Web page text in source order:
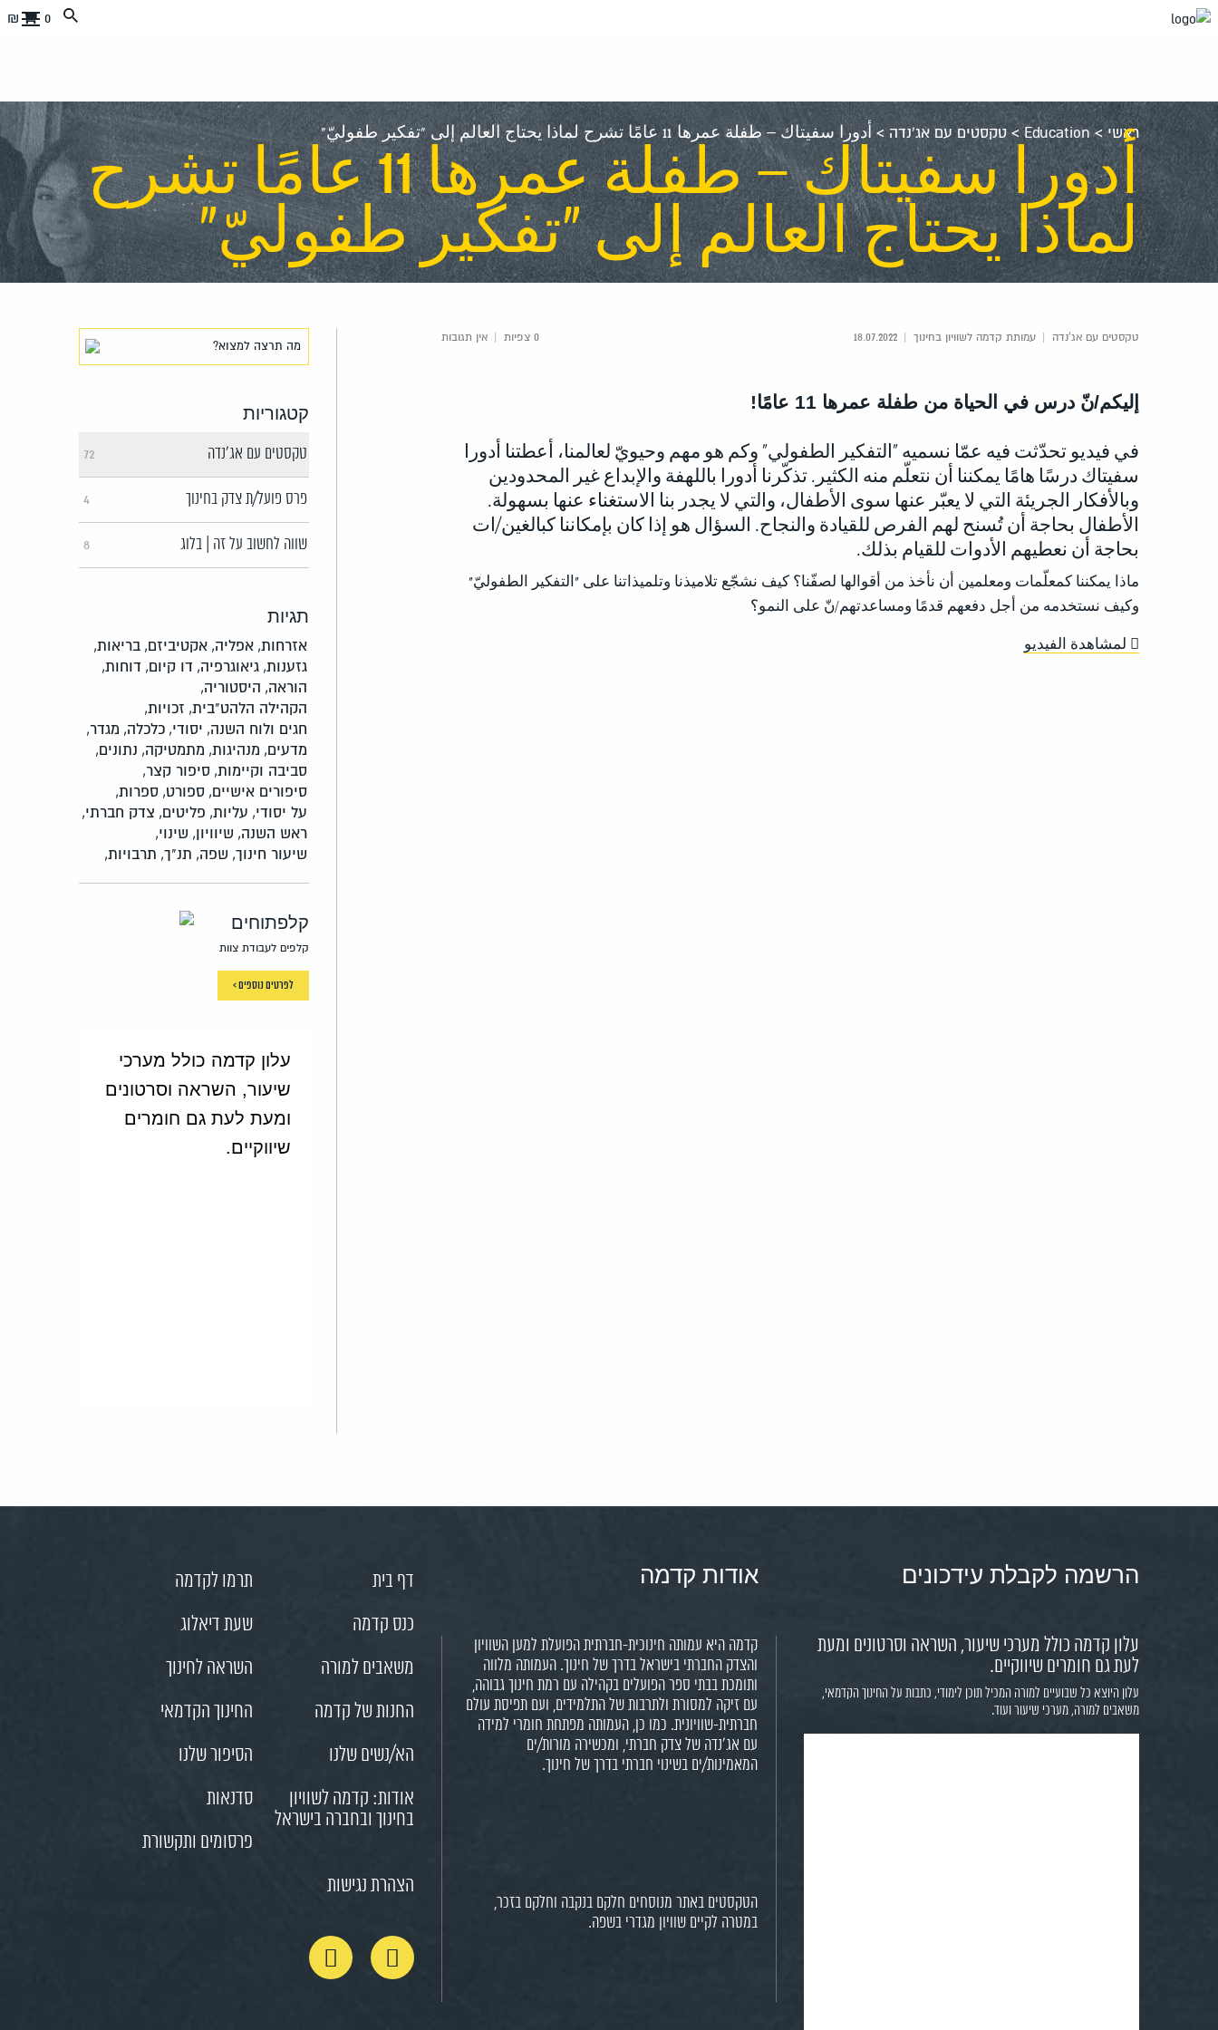
עבור
0 ₪
ראשי>
Education
> טקסטים עם אג'נדה > أدورا سفيتاك – طفلة عمرها 11 عامًا تشرح لماذا يحتاج العالم إلى "تفكير طفوليّ"
أدورا سفيتاك – طفلة عمرها 11 عامًا تشرح
لماذا يحتاج العالم إلى "تفكير طفوليّ"
טקסטים עם אג'נדה | עמותת קדמה לשוויון בחינוך | 0 צפיות | אין תגובות
إليكم/نّ درس في الحياة من طفلة عمرها 11 عامًا!
في فيديو تحدّثت فيه عمّا نسميه "التفكير الطفولي" وكم هو مهم وحيويّ لعالمنا، أعطتنا أدورا
سفيتاك درسًا هامًا يمكننا أن نتعلّم منه الكثير. تذكّرنا أدورا باللهفة والإبداع غير المحدودين
وبالأفكار الجريئة التي لا يعبّر عنها سوى الأطفال، والتي لا يجدر بنا الاستغناء عنها بسهولة.
الأطفال بحاجة أن تُسنح لهم الفرص للقيادة والنجاح. السؤال هو إذا كان بإمكاننا كبالغين/ات
بحاجة أن نعطيهم الأدوات للقيام بذلك.
ماذا يمكننا كمعلّمات ومعلمين أن نأخذ من أقوالها لصفّنا؟ كيف نشجّع تلاميذنا وتلميذاتنا على "التفكير الطفوليّ"
وكيف نستخدمه من أجل دفعهم قدمًا ومساعدتهم/نّ على النمو؟
لمشاهدة الفيديو
קטגוריות
טקסטים עם אג'נדה 72
פרס פועל/ת צדק בחינוך 4
שווה לחשוב על זה | בלוג 8
תגיות
אזרחות, אפליה, אקטיביזם, בריאות,
גזענות, גיאוגרפיה, דו קיום, דוחות,
הוראה, היסטוריה,
הקהילה הלהט"בית, זכויות,
חגים ולוח השנה, יסודי, כלכלה, מגדר,
מדעים, מנהיגות, מתמטיקה, נתונים,
סביבה וקיימות, סיפור קצר,
סיפורים אישיים, ספורט, ספרות,
על יסודי, עליות, פליטים, צדק חברתי,
ראש השנה, שיוויון, שינוי,
שיעור חינוך, שפה, תנ"ך, תרבויות,
קלפתוחים
קלפים לעבודת צוות
לפרטים נוספים >
עלון קדמה כולל מערכי
שיעור, השראה וסרטונים
ומעת לעת גם חומרים
שיווקיים.
הרשמה לקבלת עידכונים
עלון קדמה כולל מערכי שיעור, השראה וסרטונים ומעת
לעת גם חומרים שיווקיים.
עלון היוצא כל שבועיים למורה המכיל תוכן לימודי, כתבות על החינוך הקדמאי,
משאבים למורה, מערכי שיעור ועוד.
אודות קדמה
קדמה היא עמותה חינוכית-חברתית הפועלת למען השוויון
והצדק החברתי בישראל בדרך של חינוך. העמותה מלווה
ותומכת בבתי ספר הפועלים בקהילה עם רמת חינוך גבוהה,
עם זיקה למסורת ולתרבות של התלמידים, ועם תפיסת עולם
חברתית-שוויונית. כמו כן, העמותה מפתחת חומרי למידה
עם אג'נדה של צדק חברתי, ומכשירה מורות/ים
המאמינות/ים בשינוי חברתי בדרך של חינוך.
הטקסטים באתר מנוסחים חלקם בנקבה וחלקם בזכר,
במטרה לקיים שוויון מגדרי בשפה.
דף בית
תרמו לקדמה
כנס קדמה
שעת דיאלוג
משאבים למורה
השראה לחינוך
החנות של קדמה
החינוך הקדמאי
הא/נשים שלנו
הסיפור שלנו
אודות: קדמה לשוויון
בחינוך ובחברה בישראל
סדנאות
פרסומים ותקשורת
הצהרת נגישות